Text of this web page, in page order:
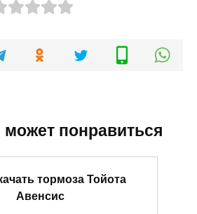
понравиться
тормоза Тойота
Авенсис